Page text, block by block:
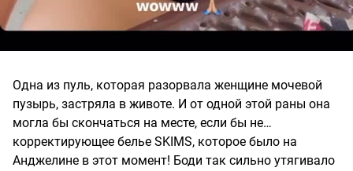
Одна из пуль, которая разорвала женщине мочевой
пузырь, застряла в животе. И от одной этой раны она
могла бы скончаться на месте, если бы не…
корректирующее белье SKIMS, которое было на
Анджелине в этот момент! Боди так сильно утягивало